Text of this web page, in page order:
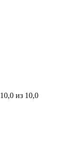
10,0 из 10,0